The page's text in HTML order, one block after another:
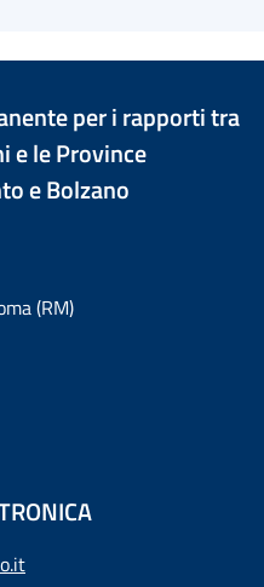
per i rapporti tra
e le Province
e Bolzano
(RM)